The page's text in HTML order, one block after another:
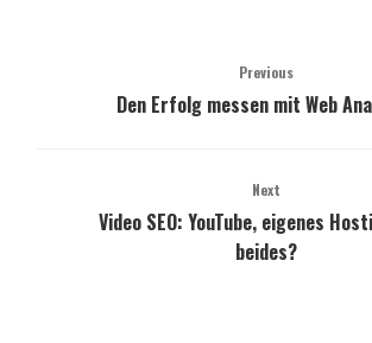
Previous
Den Erfolg messen mit Web
Next
Video SEO: YouTube, eigenes
beides?